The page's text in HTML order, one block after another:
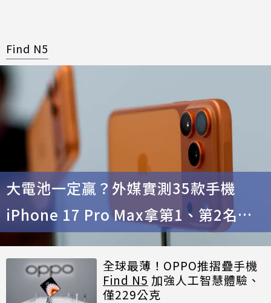
Find N5
大電池一定贏？外媒實測35款手機
iPhone 17 Pro Max拿第1、第2名是
它
全球最薄！OPPO推摺疊手機
Find N5 加強人工智慧體驗、
僅229公克